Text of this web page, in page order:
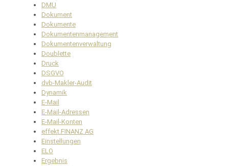
DMU
Dokument
Dokumente
Dokumentenmanagement
Dokumentenverwaltung
Doublette
Druck
DSGVO
dvb-Makler-Audit
Dynamik
E-Mail
E-Mail-Adressen
E-Mail-Konten
effekt.FINANZ AG
Einstellungen
ELO
Ergebnis